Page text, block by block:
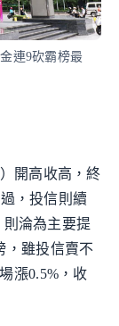
連9砍霸榜最
開高收高，終
，投信則續
則淪為主要提
，雖投信賣不
漲0.5%，收